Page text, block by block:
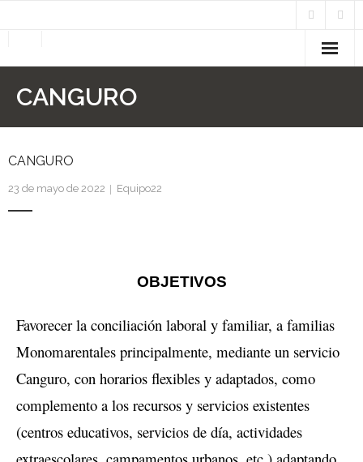
- Socios
Proyectos
- - NAVEGANDO ENTRE PAPELES
- Intervención Socioeducativa
- - EQUIPO TERRITORIAL EL HIERRO
CANGURO
CANGURO
23 de mayo de 2022 Equipo22
OBJETIVOS
Favorecer la conciliación laboral y familiar, a familias
Monomarentales principalmente, mediante un servicio
Canguro, con horarios flexibles y adaptados, como
complemento a los recursos y servicios existentes
(centros educativos, servicios de día, actividades